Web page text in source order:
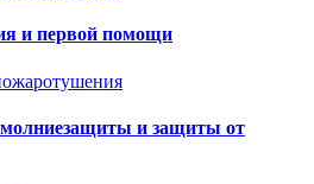
и первой помощи
молниезащиты и защиты от